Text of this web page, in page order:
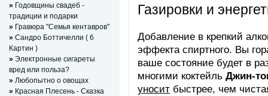
Газировки и
Добавление в крепкий
эффекта спиртного. Вы
ваше состояние будет в
многими коктейль Джин-
уносит быстрее, чем
» Годовщины свадеб -
традиции и подарки
» Гравюра "Семья кентавров"
» Сандро Боттичелли ( 6
Картин )
» Электронные сигареты
вред или польза?
» Любопытно о овощах
» Красная Плесень - Сказка